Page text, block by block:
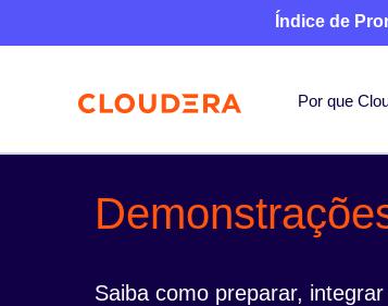
Índice de
Por que
Saiba como preparar,